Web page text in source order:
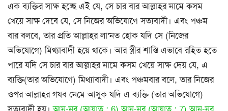
এক ব্যক্তির সাক্ষ হচ্ছে এই যে, সে চার বার আল্লাহর নামে কসম
খেয়ে সাক্ষ দেবে যে, সে নিজের অভিযোগে সত্যবাদী। এবং পঞ্চম
বার বলবে, তার প্রতি আল্লাহর লা’নত হোক যদি সে (নিজের
অভিযোগে) মিথ্যাবাদী হয়ে থাকে। আর স্ত্রীর শাস্তি এভাবে রহিত হতে
পারে যদি সে চার বার আল্লাহর নামে কসম খেয়ে সাক্ষ দেয় যে, এ
ব্যক্তি(তার অভিযোগে) মিথ্যাবাদী। এবং পঞ্চমবার বলে, তার নিজের
ওপর আল্লাহর গযব নেমে আসুক যদি এ ব্যক্তি (তার অভিযোগে)